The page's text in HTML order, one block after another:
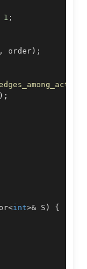
1 ;
, order) ;
) ;
<int>& S )
{